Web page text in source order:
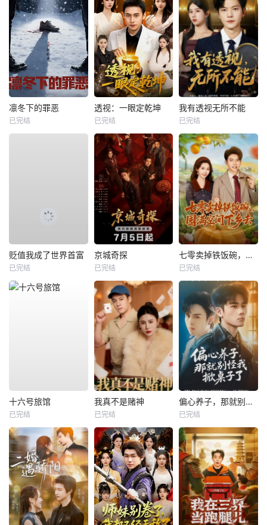
凛冬下的罪恶
已完结
透视：一眼定乾坤
已完结
我有透视无所不能
已完结
贬值我成了世界首富
已完结
京城奇探
已完结
七零卖掉铁饭碗，囤满空间下乡去
已完结
十六号旅馆
已完结
我真不是赌神
已完结
偏心养子，那就别怪我掀桌子了
已完结